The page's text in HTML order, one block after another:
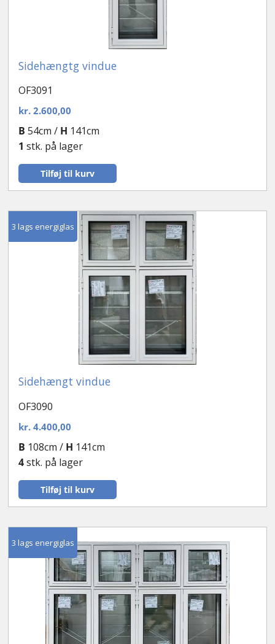
Sidehængtg vindue
OF3091
kr.2.600,00
Tilføj til kurv
B 54cm / H 141cm
1 stk. på lager
3 lags energiglas
Sidehængt vindue
OF3090
kr.4.400,00
Tilføj til kurv
B 108cm / H 141cm
4stk. på lager
3 lags energiglas